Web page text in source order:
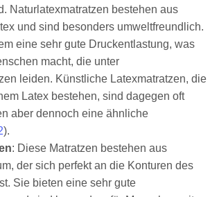
Naturlatexmatratzen bestehen aus
und sind besonders umweltfreundlich.
eine sehr gute Druckentlastung, was
macht, die unter
leiden. Künstliche Latexmatratzen, die
Latex bestehen, sind dagegen oft
aber dennoch eine ähnliche
).
: Diese Matratzen bestehen aus
der sich perfekt an die Konturen des
Sie bieten eine sehr gute